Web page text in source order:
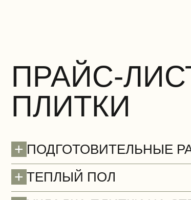
ПРАЙС-
ПЛИТКИ
+ ПОДГОТОВИТЕЛЬНЫЕ
+ ТЕПЛЫЙ ПОЛ